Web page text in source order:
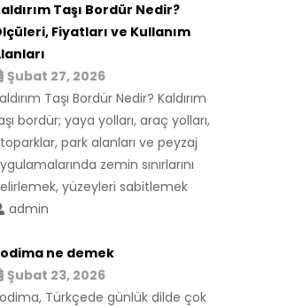
Taşı Bordür Nedir?
Fiyatları ve Kullanım
Şubat 27, 2026
Taşı Bordür Nedir? Kaldırım
bordür; yaya yolları, araç yolları,
park alanları ve peyzaj
zemin sınırlarını
yüzeyleri sabitlemek
admin
ne demek
Şubat 23, 2026
Türkçede günlük dilde çok